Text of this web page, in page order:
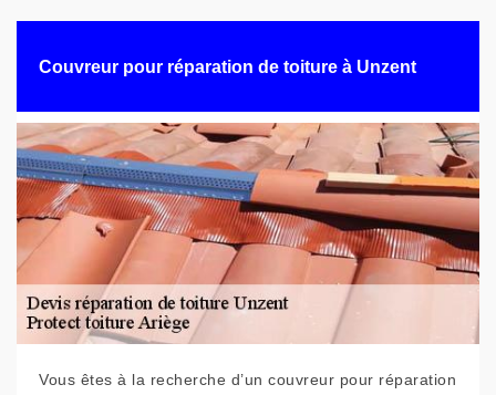
Couvreur pour réparation de toiture à Unzent
Vous êtes à la recherche d’un couvreur pour réparation